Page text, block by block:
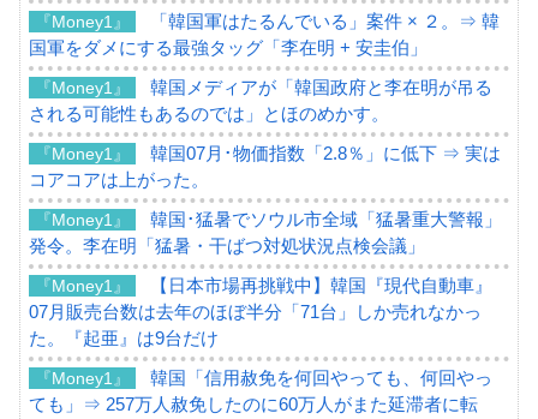
『Money1』
「韓国軍はたるんでいる」案件 × ２。⇒ 韓
国軍をダメにする最強タッグ「李在明 + 安圭伯」
『Money1』
韓国メディアが「韓国政府と李在明が吊る
される可能性もあるのでは」とほのめかす。
『Money1』
韓国07月･物価指数「2.8％」に低下 ⇒ 実は
コアコアは上がった。
『Money1』
韓国･猛暑でソウル市全域「猛暑重大警報」
発令。李在明「猛暑・干ばつ対処状況点検会議」
『Money1』
【日本市場再挑戦中】韓国『現代自動車』
07月販売台数は去年のほぼ半分「71台」しか売れなかっ
た。『起亜』は9台だけ
『Money1』
韓国「信用赦免を何回やっても、何回やっ
ても」⇒ 257万人赦免したのに60万人がまた延滞者に転